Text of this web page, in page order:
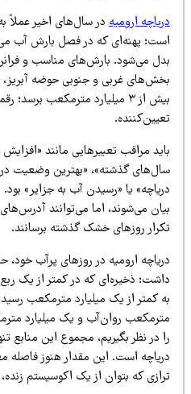
ارومیهدر سال‌های اخیر عملاً به
پهنه‌ای که در فصل بارش آب می‌گیرد و
می‌شود. بارش‌های مناسب و فرانرمال
غربی و جنوبی حوضه آبریز، باعث
بیش از ۳ میلیارد مترمکعب برسد؛ رقمی
مراقب تعبیرهایی مانند «افزایش
گذشته»، «بهترین وضعیت در
یا «رسیدن آب به جزایر» بود. این
می‌شوند، اما می‌توانند آدرس‌های
روزهای خشک گذشته برسانند.
ذخیره‌ای که در کمتر از یک ربع
روان‌آب و یک میلیارد مترمکعب
در نظر بگیریم، مجموع این منابع تنها
است. این مقدار هنوز فاصله
که بتوان از یک اکوسیستم زنده،